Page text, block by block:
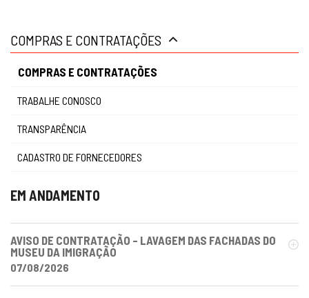
gestão
COMPRAS E CONTRATAÇÕES
COMPRAS E CONTRATAÇÕES
TRABALHE CONOSCO
TRANSPARÊNCIA
CADASTRO DE FORNECEDORES
EM ANDAMENTO
AVISO DE CONTRATAÇÃO – LAVAGEM DAS FACHADAS DO
MUSEU DA IMIGRAÇÃO
07/08/2026